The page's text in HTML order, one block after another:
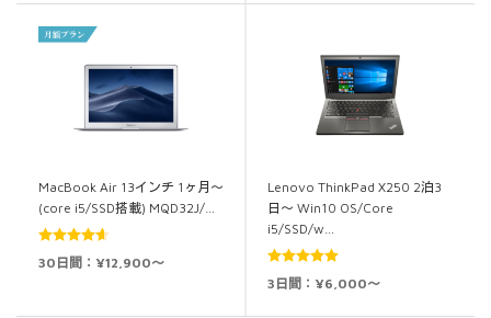
MacBook Air 13インチ 1ヶ月～
(core i5/SSD搭載) MQD32J/…
5段階中
30日間：¥12,900～
Lenovo ThinkPad X250 2泊3
日～ Win10 OS/Core
i5/SSD/w…
5段階中
3日間：¥6,000～